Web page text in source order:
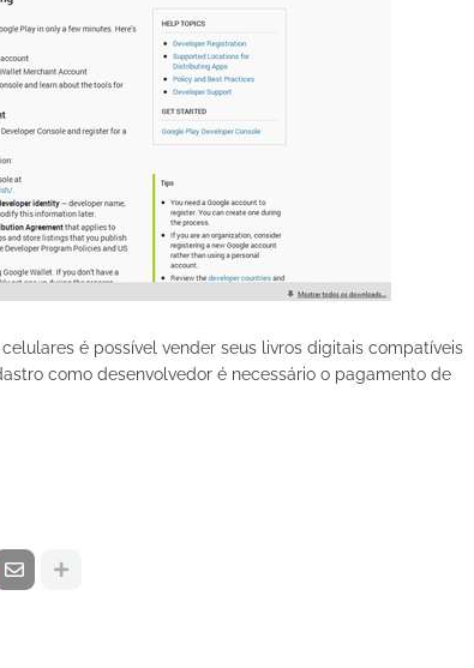
é possível vender seus livros digitais compatíveis
como desenvolvedor é necessário o pagamento de